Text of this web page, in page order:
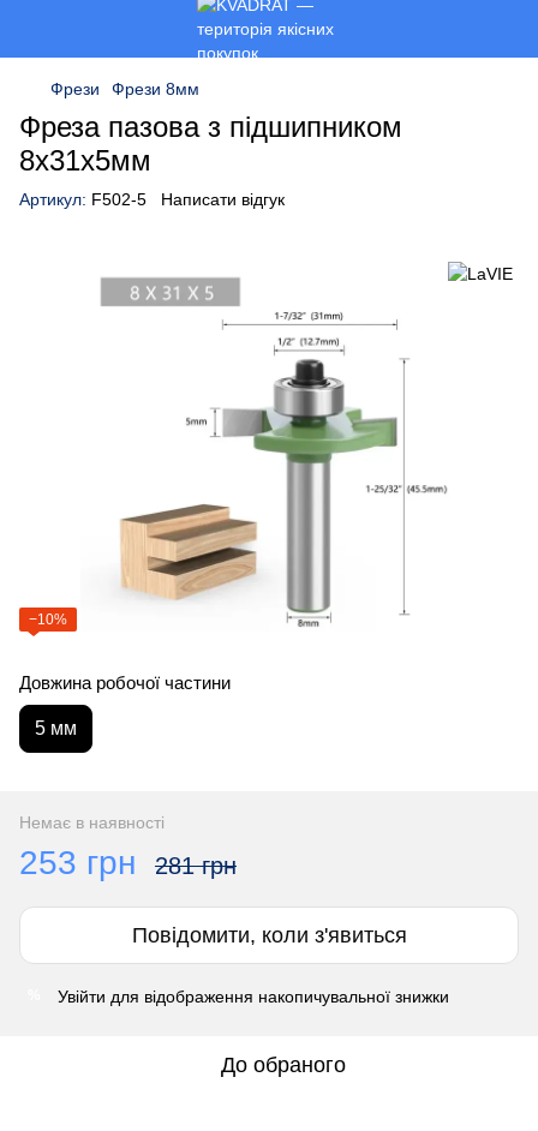
Фрези Фрези 8мм
Фреза пазова з підшипником
8x31x5мм
Артикул: F502-5 Написати відгук
−10%
Довжина робочої частини
5 мм
Немає в наявності
253 грн 281 грн
Повідомити, коли з'явиться
Увійти для відображення накопичувальної знижки
До обраного